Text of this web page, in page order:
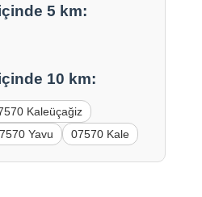
5 km:
10 km:
Kaleüçağiz
Yavu 07570 Kale